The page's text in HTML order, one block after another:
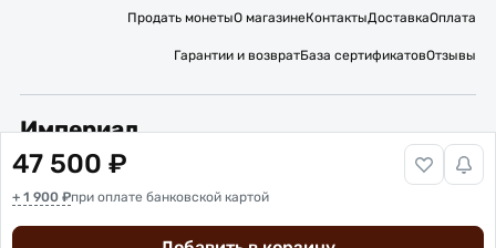
47 500 ₽
+ 1 900 ₽при оплате банковской картой
Продать монетыО магазинеКонтактыДоставкаОплата
Гарантии и возвратБаза сертификатовОтзывы
Империал
Подписывайтесь на нас:
Вакансии
Политика обработки персональных данных